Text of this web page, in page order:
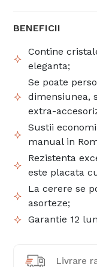
BENEFICII
Contine
eleganta;
Se poate
dimensiunea,
extra-
Sustii
manual in
Rezistenta
este placata
La cerere se
asorteze;
Garantie 12
Livrare